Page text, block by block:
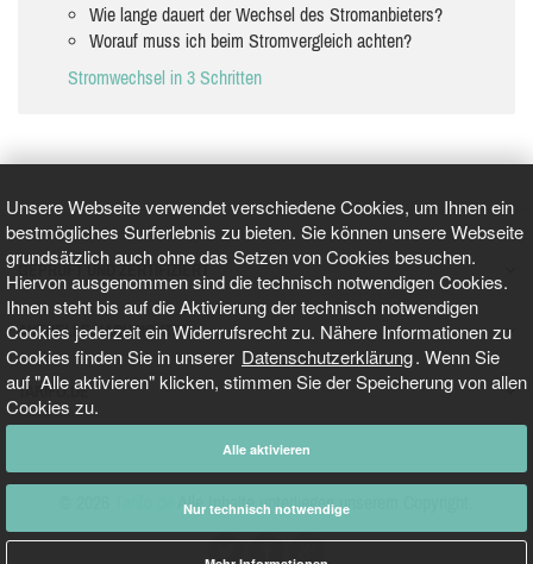
Unsere Webseite verwendet verschiedene Cookies, um Ihnen ein
bestmögliches Surferlebnis zu bieten. Sie können unsere Webseite
grundsätzlich auch ohne das Setzen von Cookies besuchen.
Hiervon ausgenommen sind die technisch notwendigen Cookies.
Ihnen steht bis auf die Aktivierung der technisch notwendigen
Cookies jederzeit ein Widerrufsrecht zu. Nähere Informationen zu
Cookies finden Sie in unserer Datenschutzerklärung. Wenn Sie
auf "Alle aktivieren" klicken, stimmen Sie der Speicherung von allen
Cookies zu.
Alle aktivieren
Nur technisch notwendige
Wie lange dauert der Wechsel des Stromanbieters?
Worauf muss ich beim Stromvergleich achten?
Stromwechsel in 3 Schritten
GEPRÜFT UND ZERTIFIZIERT
AKTUELLE NACHRICHTEN
TARIFO.DE
Alle Inhalte unterliegen unserem Copyright.